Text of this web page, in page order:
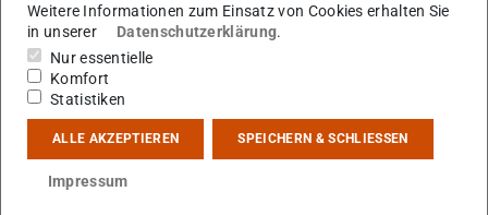
Kontakt
pietralla@ikp.tu-...
+49 6151 16-23540
S2|14 407
64289Darmstadt
Weitere Informationen zum Einsatz von Cookies erhalten Sie
in unserer
Datenschutzerklärung.
Nur essentielle
Komfort
Statistiken
ALLE AKZEPTIEREN SPEICHERN & SCHLIESSEN
Impressum